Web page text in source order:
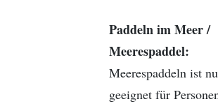
Paddeln im Meer /
Meerespaddel:
Meerespaddeln ist
geeignet für